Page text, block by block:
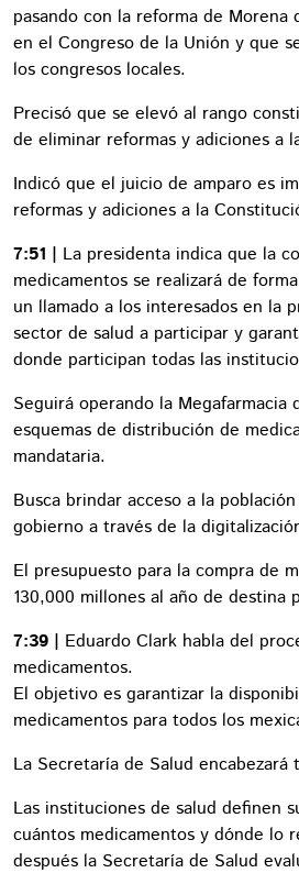
pasando con la reforma de Morena
en el Congreso de la Unión y que
los congresos locales.
Precisó que se elevó al rango
de eliminar reformas y adiciones a
Indicó que el juicio de amparo es
reformas y adiciones a la
7:51 | La presidenta indica que la
medicamentos se realizará de
un llamado a los interesados en la
sector de salud a participar y
donde participan todas las
Seguirá operando la
esquemas de distribución de
mandataria.
Busca brindar acceso a la
gobierno a través de la
El presupuesto para la compra de
130,000 millones al año de destina
7:39 | Eduardo Clark habla del
medicamentos.
El objetivo es garantizar la
medicamentos para todos los
La Secretaría de Salud encabezará
Las instituciones de salud definen
cuántos medicamentos y dónde lo
después la Secretaría de Salud